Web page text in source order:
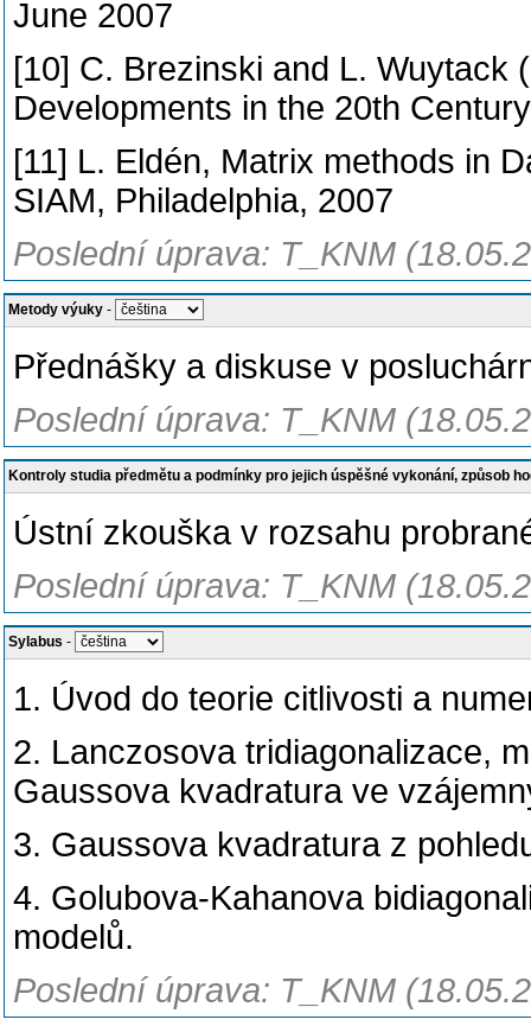
June 2007
[10] C. Brezinski and L. Wuytack
Developments in the 20th
[11] L. Eldén, Matrix methods in
SIAM, Philadelphia, 2007
Poslední úprava: T_KNM
Metody výuky -
Přednášky a diskuse v
Poslední úprava: T_KNM
Kontroly studia předmětu a podmínky pro jejich úspěšné vykonání, způsob
Ústní zkouška v rozsahu
Poslední úprava: T_KNM
Sylabus -
1. Úvod do teorie citlivosti a
2. Lanczosova tridiagonalizace,
Gaussova kvadratura ve
3. Gaussova kvadratura z
4. Golubova-Kahanova
modelů.
Poslední úprava: T_KNM